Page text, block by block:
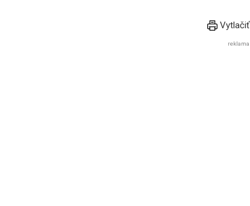
Vytlačiť
reklama